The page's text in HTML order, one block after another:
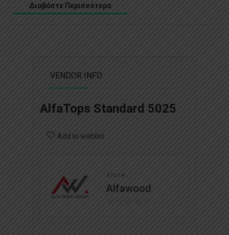
... Διαβάστε Περισσότερα
VENDOR INFO
AlfaTops Standard 5025
Add to wishlist
store
Alfawood